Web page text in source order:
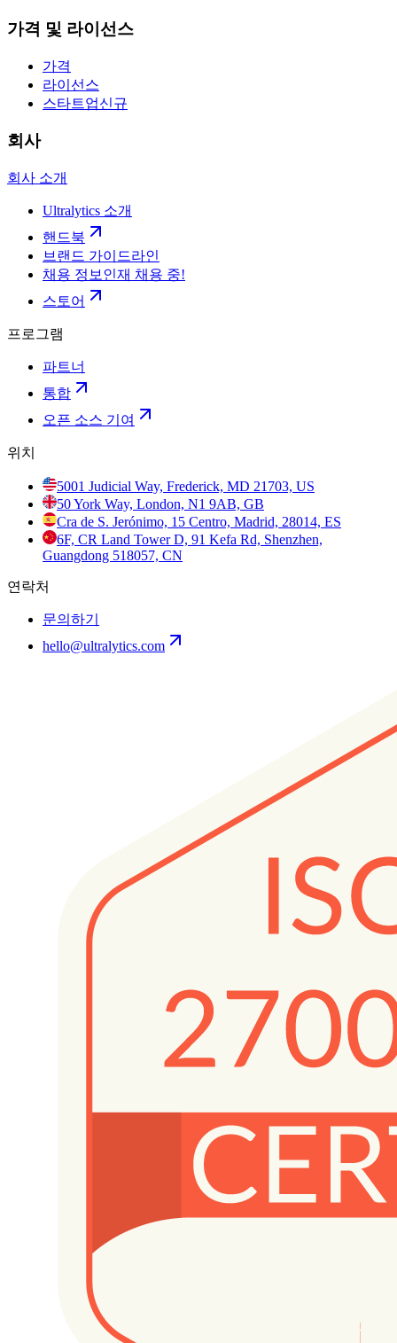
가격 및 라이선스
가격
라이선스
스타트업신규
회사
회사 소개
Ultralytics 소개
핸드북
브랜드 가이드라인
채용 정보 인재 채용 중!
스토어
프로그램
파트너
통합
오픈 소스 기여
위치
5001 Judicial Way, Frederick, MD 21703, US
50 York Way, London, N1 9AB, GB
Cra de S. Jerónimo, 15 Centro, Madrid, 28014, ES
6F, CR Land Tower D, 91 Kefa Rd, Shenzhen,
Guangdong 518057, CN
연락처
문의하기
hello@ultralytics.com